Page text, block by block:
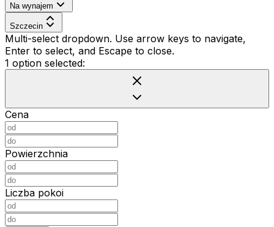
Na wynajem
Szczecin
Multi-select dropdown. Use arrow keys to navigate,
Enter to select, and Escape to close.
1 option selected:
Cena
Powierzchnia
Liczba pokoi